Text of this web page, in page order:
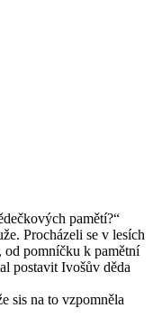
pamětí?“
Procházeli se v lesích
pomníčku k pamětní
postavit Ivošův děda
sis na to vzpomněla